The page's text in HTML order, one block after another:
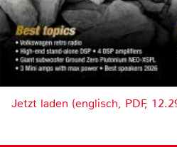
Jetzt laden (englisch, PDF,